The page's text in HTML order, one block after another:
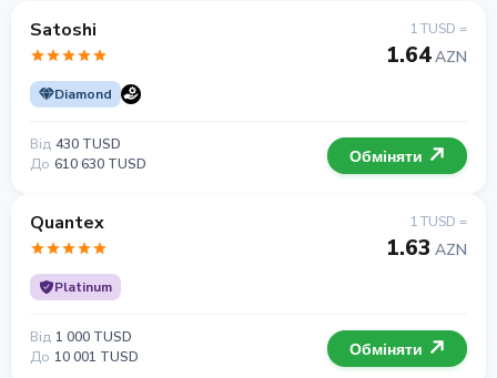
Satoshi
Diamond
1 TUSD =
1.64AZN
Від 430 TUSD
До 610 630 TUSD Обміняти
Quantex
Platinum
1 TUSD =
1.63 AZN
Від 1 000 TUSD
До 10 001 TUSD Обміняти